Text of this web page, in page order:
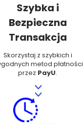
Szybka i
Bezpieczna
Transakcja
Skorzystaj z szybkich i
metod płatności
przez PayU.
>>